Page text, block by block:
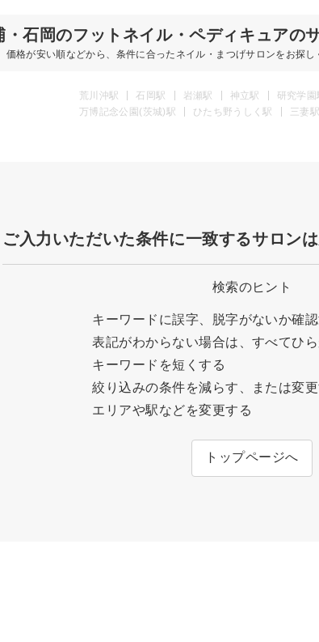
・石岡のフットネイル・ペディキュアの
価格が安い順などから、条件に合ったネイル・まつげサロンをお探し
荒川沖駅 石岡駅 岩瀬駅 神立駅 研究学園
万博記念公園(茨城)駅
ひたち野うしく駅 三妻駅
ご入力いただいた条件に一致するサロン
検索のヒント
キーワードに誤字、脱字がないか確
表記がわからない場合は、すべてひ
キーワードを短くする
絞り込みの条件を減らす、または変
エリアや駅などを変更する
トップページへ